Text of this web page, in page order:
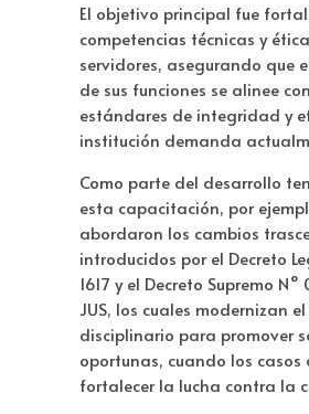
El objetivo principal fue
competencias técnicas y
servidores, asegurando que
de sus funciones se alinee
estándares de integridad y
institución demanda
Como parte del desarrollo
esta capacitación, por
abordaron los cambios
introducidos por el Decreto
1617 y el Decreto Supremo
JUS, los cuales modernizan
disciplinario para promover
oportunas, cuando los casos
fortalecer la lucha contra la